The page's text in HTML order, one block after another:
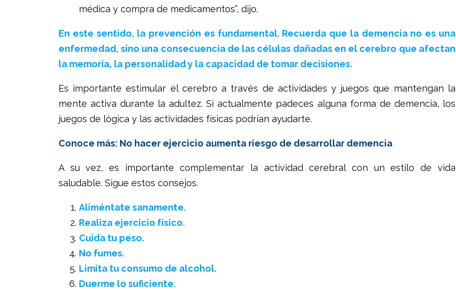
médica y compra de medicamentos”, dijo.
En este sentido, la prevención es fundamental. Recuerda que la demencia no es una
enfermedad, sino una consecuencia de las células dañadas en el cerebro que afectan
la memoria, la personalidad y la capacidad de tomar decisiones.
Es importante estimular el cerebro a través de actividades y juegos que mantengan la
mente activa durante la adultez. Si actualmente padeces alguna forma de demencia, los
juegos de lógica y las actividades físicas podrían ayudarte.
Conoce más: No hacer ejercicio aumenta riesgo de desarrollar demencia
A su vez, es importante complementar la actividad cerebral con un estilo de vida
saludable. Sigue estos consejos.
Aliméntate sanamente.
Realiza ejercicio físico.
Cuida tu peso.
No fumes.
Limita tu consumo de alcohol.
Duerme lo suficiente.